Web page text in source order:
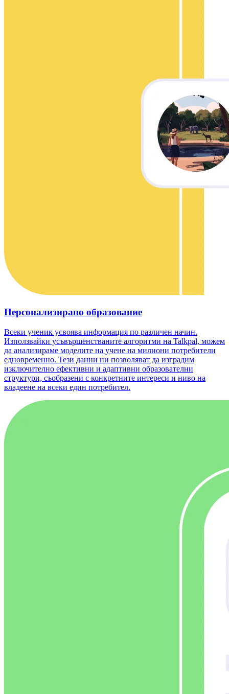
Персонализирано образование
Всеки ученик усвоява информация по различен начин.
Използвайки усъвършенстваните алгоритми на Talkpal, можем
да анализираме моделите на учене на милиони потребители
едновременно. Тези данни ни позволяват да изградим
изключително ефективни и адаптивни образователни
структури, съобразени с конкретните интереси и ниво на
владеене на всеки един потребител.